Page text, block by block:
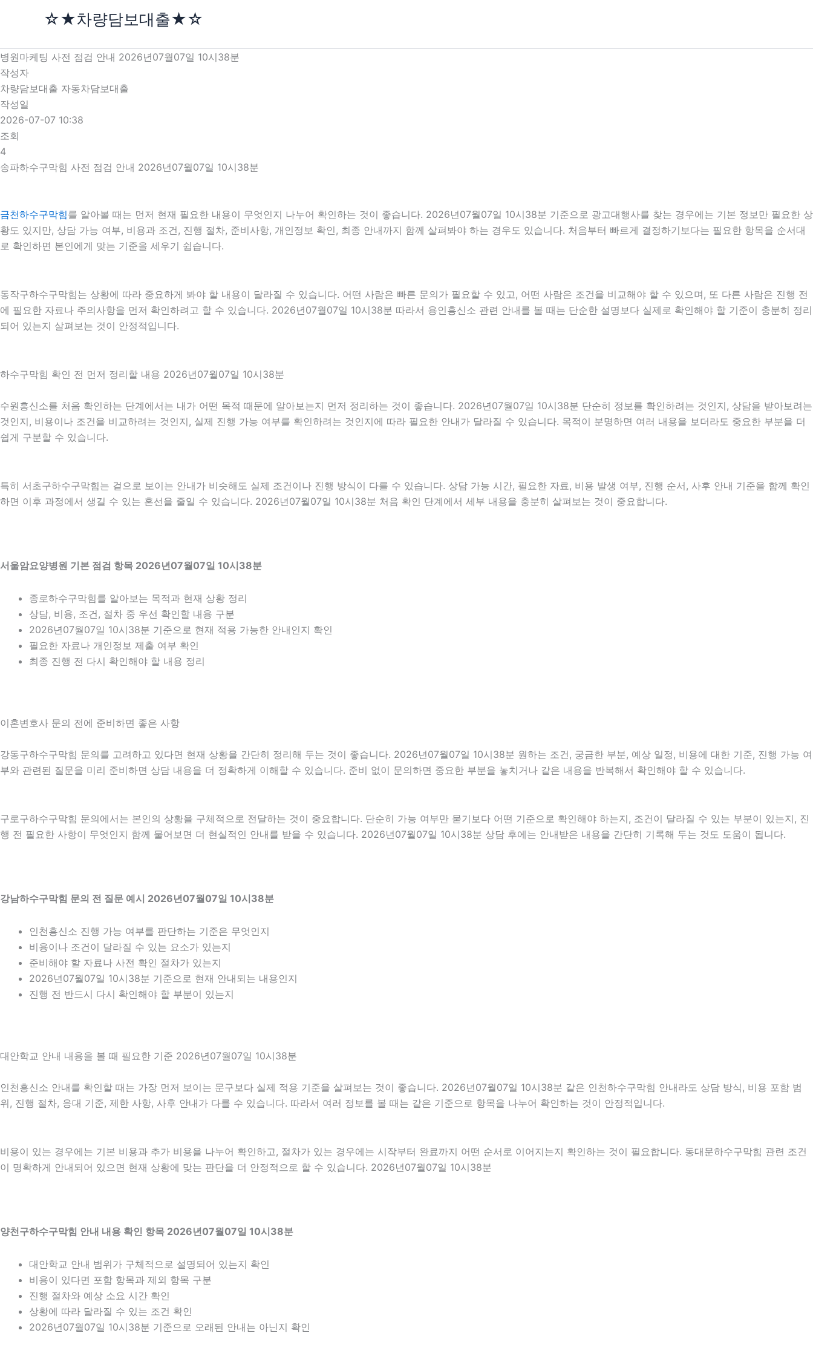
로
건
너
뛰
기
☆★차량담보대출★☆
병원마케팅 사전 점검 안내 2026년07월07일 10시38분
작성자
차량담보대출 자동차담보대출
작성일
2026-07-07 10:38
조회
4
송파하수구막힘 사전 점검 안내 2026년07월07일 10시38분
금천하수구막힘를 알아볼 때는 먼저 현재 필요한 내용이 무엇인지 나누어 확인하는 것이 좋습니다. 2026년07월07일 10시38분 기준으로 광고대행사를 찾는 경우에는 기본 정보만 필요한 상
황도 있지만, 상담 가능 여부, 비용과 조건, 진행 절차, 준비사항, 개인정보 확인, 최종 안내까지 함께 살펴봐야 하는 경우도 있습니다. 처음부터 빠르게 결정하기보다는 필요한 항목을 순서대
로 확인하면 본인에게 맞는 기준을 세우기 쉽습니다.
동작구하수구막힘는 상황에 따라 중요하게 봐야 할 내용이 달라질 수 있습니다. 어떤 사람은 빠른 문의가 필요할 수 있고, 어떤 사람은 조건을 비교해야 할 수 있으며, 또 다른 사람은 진행 전
에 필요한 자료나 주의사항을 먼저 확인하려고 할 수 있습니다. 2026년07월07일 10시38분 따라서 용인흥신소 관련 안내를 볼 때는 단순한 설명보다 실제로 확인해야 할 기준이 충분히 정리
되어 있는지 살펴보는 것이 안정적입니다.
하수구막힘 확인 전 먼저 정리할 내용 2026년07월07일 10시38분
수원흥신소를 처음 확인하는 단계에서는 내가 어떤 목적 때문에 알아보는지 먼저 정리하는 것이 좋습니다. 2026년07월07일 10시38분 단순히 정보를 확인하려는 것인지, 상담을 받아보려는
것인지, 비용이나 조건을 비교하려는 것인지, 실제 진행 가능 여부를 확인하려는 것인지에 따라 필요한 안내가 달라질 수 있습니다. 목적이 분명하면 여러 내용을 보더라도 중요한 부분을 더
쉽게 구분할 수 있습니다.
특히 서초구하수구막힘는 겉으로 보이는 안내가 비슷해도 실제 조건이나 진행 방식이 다를 수 있습니다. 상담 가능 시간, 필요한 자료, 비용 발생 여부, 진행 순서, 사후 안내 기준을 함께 확인
하면 이후 과정에서 생길 수 있는 혼선을 줄일 수 있습니다. 2026년07월07일 10시38분 처음 확인 단계에서 세부 내용을 충분히 살펴보는 것이 중요합니다.
서울암요양병원 기본 점검 항목 2026년07월07일 10시38분
종로하수구막힘를 알아보는 목적과 현재 상황 정리
상담, 비용, 조건, 절차 중 우선 확인할 내용 구분
2026년07월07일 10시38분 기준으로 현재 적용 가능한 안내인지 확인
필요한 자료나 개인정보 제출 여부 확인
최종 진행 전 다시 확인해야 할 내용 정리
이혼변호사 문의 전에 준비하면 좋은 사항
강동구하수구막힘 문의를 고려하고 있다면 현재 상황을 간단히 정리해 두는 것이 좋습니다. 2026년07월07일 10시38분 원하는 조건, 궁금한 부분, 예상 일정, 비용에 대한 기준, 진행 가능 여
부와 관련된 질문을 미리 준비하면 상담 내용을 더 정확하게 이해할 수 있습니다. 준비 없이 문의하면 중요한 부분을 놓치거나 같은 내용을 반복해서 확인해야 할 수 있습니다.
구로구하수구막힘 문의에서는 본인의 상황을 구체적으로 전달하는 것이 중요합니다. 단순히 가능 여부만 묻기보다 어떤 기준으로 확인해야 하는지, 조건이 달라질 수 있는 부분이 있는지, 진
행 전 필요한 사항이 무엇인지 함께 물어보면 더 현실적인 안내를 받을 수 있습니다. 2026년07월07일 10시38분 상담 후에는 안내받은 내용을 간단히 기록해 두는 것도 도움이 됩니다.
강남하수구막힘 문의 전 질문 예시 2026년07월07일 10시38분
인천흥신소 진행 가능 여부를 판단하는 기준은 무엇인지
비용이나 조건이 달라질 수 있는 요소가 있는지
준비해야 할 자료나 사전 확인 절차가 있는지
2026년07월07일 10시38분 기준으로 현재 안내되는 내용인지
진행 전 반드시 다시 확인해야 할 부분이 있는지
대안학교 안내 내용을 볼 때 필요한 기준 2026년07월07일 10시38분
인천흥신소 안내를 확인할 때는 가장 먼저 보이는 문구보다 실제 적용 기준을 살펴보는 것이 좋습니다. 2026년07월07일 10시38분 같은 인천하수구막힘 안내라도 상담 방식, 비용 포함 범
위, 진행 절차, 응대 기준, 제한 사항, 사후 안내가 다를 수 있습니다. 따라서 여러 정보를 볼 때는 같은 기준으로 항목을 나누어 확인하는 것이 안정적입니다.
비용이 있는 경우에는 기본 비용과 추가 비용을 나누어 확인하고, 절차가 있는 경우에는 시작부터 완료까지 어떤 순서로 이어지는지 확인하는 것이 필요합니다. 동대문하수구막힘 관련 조건
이 명확하게 안내되어 있으면 현재 상황에 맞는 판단을 더 안정적으로 할 수 있습니다. 2026년07월07일 10시38분
양천구하수구막힘 안내 내용 확인 항목 2026년07월07일 10시38분
대안학교 안내 범위가 구체적으로 설명되어 있는지 확인
비용이 있다면 포함 항목과 제외 항목 구분
진행 절차와 예상 소요 시간 확인
상황에 따라 달라질 수 있는 조건 확인
2026년07월07일 10시38분 기준으로 오래된 안내는 아닌지 확인